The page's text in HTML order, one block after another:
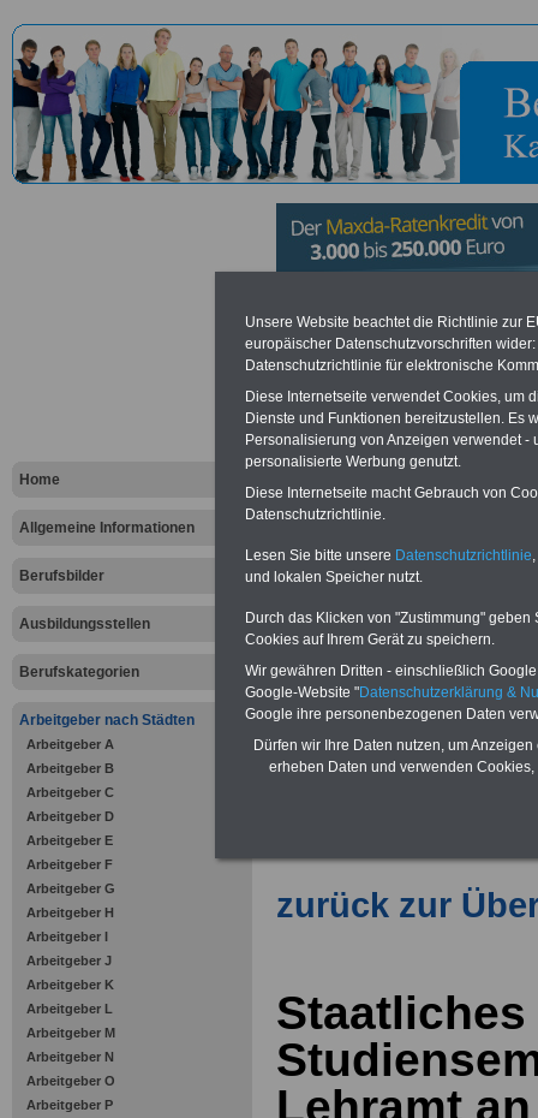
Home
Allgemeine Informationen
Berufsbilder
Ausbildungsstellen
Berufskategorien
Arbeitgeber nach Städten
Arbeitgeber A
Arbeitgeber B
Arbeitgeber C
Arbeitgeber D
Arbeitgeber E
Arbeitgeber F
Arbeitgeber G
Arbeitgeber H
Arbeitgeber I
Arbeitgeber J
Arbeitgeber K
Arbeitgeber L
Arbeitgeber M
Arbeitgeber N
Arbeitgeber O
Arbeitgeber P
Staatliches
Lehramt an
Trier
Vergleichen und sparen:
Bausparen schon ab 16 Jahren
Krankenzusatzversicherung-
Online-Vergleich Gesetzliche
Krankenkassen-
Zahnzusatzversicherung
Vorteile der Privaten
Krankenversicherung
zurück zur
Staatliches
Lehramt an
Unsere Website beachtet die Richtlinie zur
europäischer Datenschutzvorschriften
Datenschutzrichtlinie für elektronische
Diese Internetseite verwendet Cookies, um
Dienste und Funktionen bereitzustellen. Es
Personalisierung von Anzeigen verwendet
personalisierte Werbung genutzt.
Diese Internetseite macht Gebrauch von
Datenschutzrichtlinie.
Lesen Sie bitte unsere Datenschutzrichtlinie
und lokalen Speicher nutzt.
Durch das Klicken von "Zustimmung"
Cookies auf Ihrem Gerät zu speichern.
Wir gewähren Dritten - einschließlich
Google-Website "Datenschutzerklärung &
Google ihre personenbezogenen Daten
Dürfen wir Ihre Daten nutzen, um
erheben Daten und verwenden